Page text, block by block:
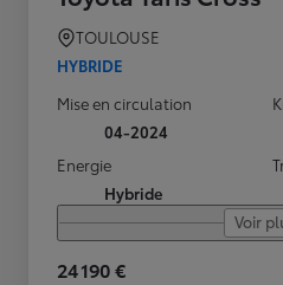
TOULOUSE
HYBRIDE
Mise en circulation
04-2024
Energie
Hybride
Voir
24 190 €